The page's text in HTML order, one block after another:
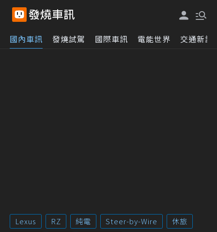
國內車訊 發燒試駕 國際車訊 電能世界 交通新訊
Lexus RZ 純電 Steer-by-Wire
休旅